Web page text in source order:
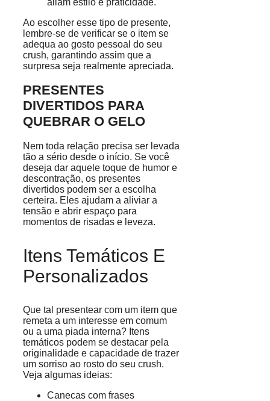
aliam estilo e praticidade.
Ao escolher esse tipo de presente,
lembre-se de verificar se o item se
adequa ao gosto pessoal do seu
crush, garantindo assim que a
surpresa seja realmente apreciada.
PRESENTES
DIVERTIDOS PARA
QUEBRAR O GELO
Nem toda relação precisa ser levada
tão a sério desde o início. Se você
deseja dar aquele toque de humor e
descontração, os presentes
divertidos podem ser a escolha
certeira. Eles ajudam a aliviar a
tensão e abrir espaço para
momentos de risadas e leveza.
Itens Temáticos E
Personalizados
Que tal presentear com um item que
remeta a um interesse em comum
ou a uma piada interna? Itens
temáticos podem se destacar pela
originalidade e capacidade de trazer
um sorriso ao rosto do seu crush.
Veja algumas ideias:
Canecas com frases